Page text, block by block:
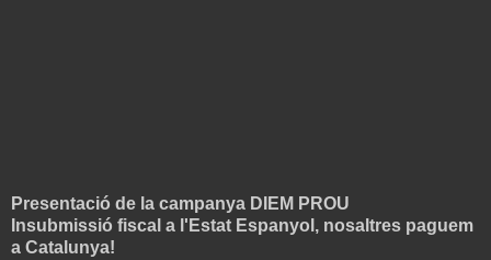
Presentació de la campanya DIEM PROU
Insubmissió fiscal a l'Estat Espanyol, nosaltres paguem
a Catalunya!